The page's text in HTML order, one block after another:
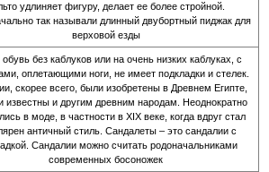
удлиняет фигуру, делает ее более стройной.
так называли длинный двубортный пиджак для
верховой езды
обувь без каблуков или на очень низких каблуках, с
оплетающими ноги, не имеет подкладки и стелек.
скорее всего, были изобретены в Древнем Египте,
известны и другим древним народам. Неоднократно
в моде, в частности в XIX веке, когда вдруг стал
античный стиль. Сандалеты – это сандалии с
Сандалии можно считать родоначальниками
современных босоножек